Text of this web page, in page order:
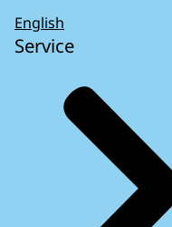
English
Service